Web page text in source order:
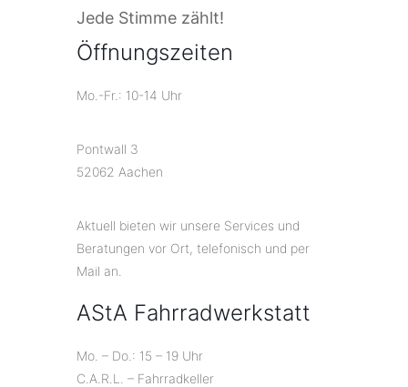
Jede Stimme zählt!
Öffnungszeiten
Mo.-Fr.: 10-14 Uhr
Pontwall 3
52062 Aachen
Aktuell bieten wir unsere Services und
Beratungen vor Ort, telefonisch und per
Mail an.
AStA Fahrradwerkstatt
Mo. – Do.: 15 – 19 Uhr
C.A.R.L. – Fahrradkeller